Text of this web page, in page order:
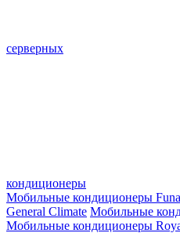
серверных
кондиционеры
Мобильные кондиционеры
General Climate Мобильные
Мобильные кондиционеры